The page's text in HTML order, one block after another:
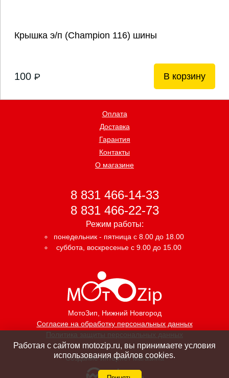
Крышка э/п (Champion 116) шины
100 P В корзину
МотоЗип, Нижний Новгород
Согласие на обработку персональных данных
Политика защиты персональных данных
Оплата
Доставка
Гарантия
Контакты
О магазине
8 831 466-14-33
8 831 466-22-73
Режим работы:
понедельник - пятница с 8.00 до 18.00
суббота, воскресенье с 9.00 до 15.00
Создание интернет магазина
Работая с сайтом motozip.ru, вы принимаете условия
использования файлов cookies.